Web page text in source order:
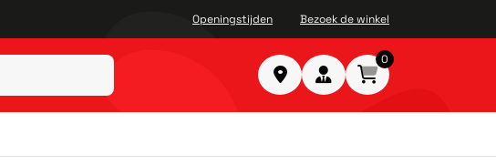
Openingstijden Bezoek de winkel
0